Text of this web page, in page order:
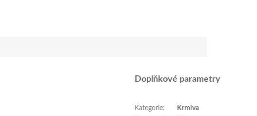
Doplňkové parametry
Kategorie:
Krmiva